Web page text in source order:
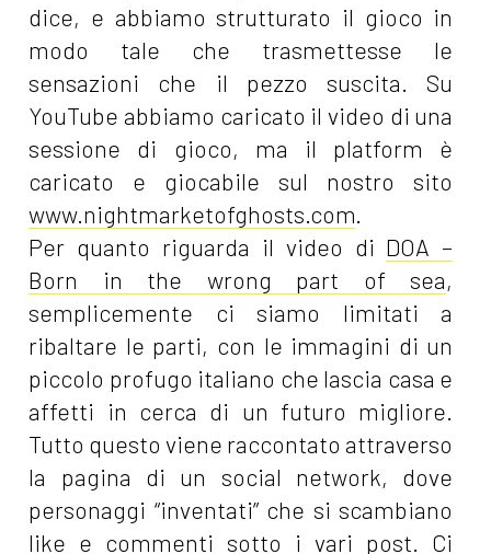
dice, e abbiamo strutturato il gioco in
modo tale che trasmettesse le
sensazioni che il pezzo suscita. Su
YouTube abbiamo caricato il video di una
sessione di gioco, ma il platform è
caricato e giocabile sul nostro sito
www.nightmarketofghosts.com.
Per quanto riguarda il video di DOA –
Born in the wrong part of sea,
semplicemente ci siamo limitati a
ribaltare le parti, con le immagini di un
piccolo profugo italiano che lascia casa e
affetti in cerca di un futuro migliore.
Tutto questo viene raccontato attraverso
la pagina di un social network, dove
personaggi “inventati” che si scambiano
like e commenti sotto i vari post. Ci